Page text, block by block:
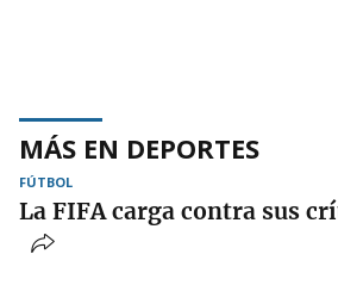
MÁS EN DEPORTES
FÚTBOL
La FIFA carga contra sus